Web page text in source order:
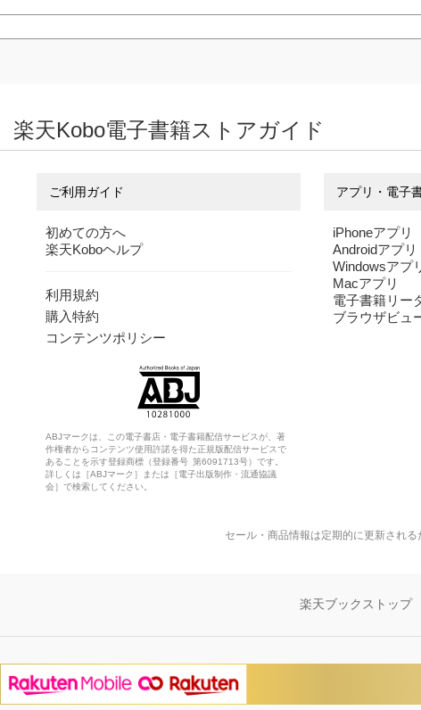
楽天Kobo電子書籍ストアガイド
ご利用ガイド
初めての方へ
楽天Koboヘルプ
利用規約
購入特約
コンテンツポリシー
ABJマークは、この電子書店・電子書籍配信サービスが、著
作権者からコンテンツ使用許諾を得た正規版配信サービスで
あることを示す登録商標（登録番号 第6091713号）です。
詳しくは［ABJマーク］または［電子出版制作・流通協議
会］で検索してください。
アプリ・電子
iPhoneアプリ
Androidアプリ
Windowsアプ
Macアプリ
電子書籍リー
ブラウザビュ
セール・商品情報は定期的に更新され
楽天ブックストップ